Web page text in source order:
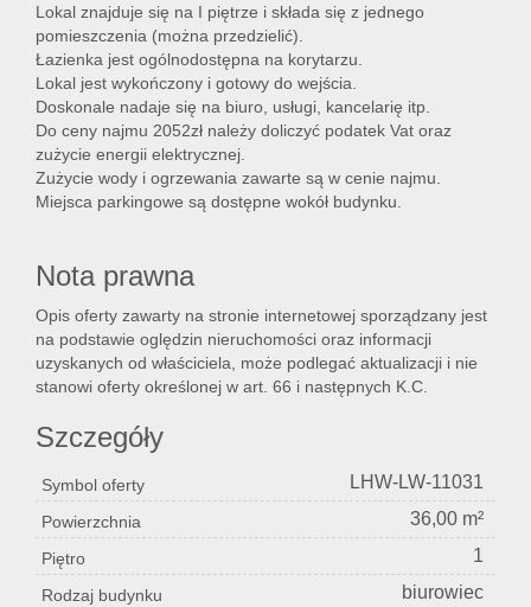
Lokal znajduje się na I piętrze i składa się z jednego
pomieszczenia (można przedzielić).
Łazienka jest ogólnodostępna na korytarzu.
Lokal jest wykończony i gotowy do wejścia.
Doskonale nadaje się na biuro, usługi, kancelarię itp.
Do ceny najmu 2052zł należy doliczyć podatek Vat oraz
zużycie energii elektrycznej.
Zużycie wody i ogrzewania zawarte są w cenie najmu.
Miejsca parkingowe są dostępne wokół budynku.
Nota prawna
Opis oferty zawarty na stronie internetowej sporządzany jest
na podstawie oględzin nieruchomości oraz informacji
uzyskanych od właściciela, może podlegać aktualizacji i nie
stanowi oferty określonej w art. 66 i następnych K.C.
Szczegóły
Symbol oferty LHW-LW-11031
Powierzchnia 36,00 m²
Piętro 1
Rodzaj budynku biurowiec